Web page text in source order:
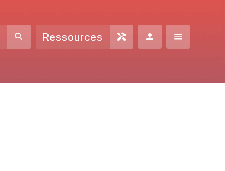
Ressources